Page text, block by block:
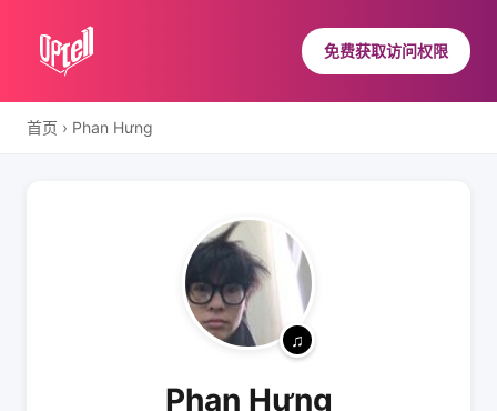
免费获取访问权限
首页 › Phan Hưng
Phan Hưng